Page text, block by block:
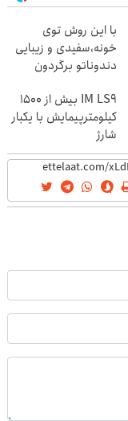
با این روش توی
خونه،سفیدی و زیبایی
دندوناتو برگردون
IM LS9 بیش از 1500
کیلومترپیمایش با یکبار
شارژ